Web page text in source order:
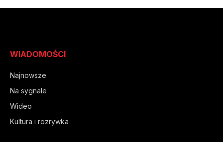
WIADOMOŚCI
Najnowsze
Na sygnale
Wideo
Kultura i rozrywka